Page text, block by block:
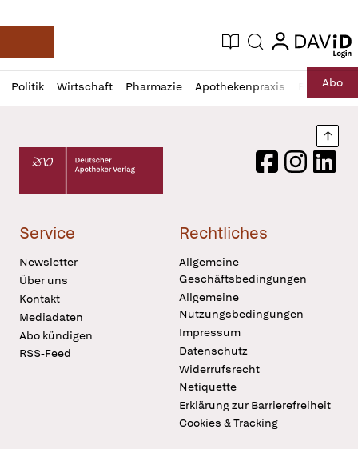
Deutsche Apotheker Zeitung
Aktuelle Ausgabe
Suche login
login
Politik Wirtschaft Pharmazie Apothekenpraxis RechtAbo
Profil
öffnen
Daz
Pur
Deutscher Apotheker Verlag Logo
FacebookInstagram
Service
Newsletter
Über uns
Kontakt
Mediadaten
Abo kündigen
RSS-Feed
Rechtliches
Allgemeine
Geschäftsbedingungen
Allgemeine
Nutzungsbedingungen
Impressum
Datenschutz
Widerrufsrecht
Netiquette
Erklärung zur Barrierefreiheit
Cookies & Tracking